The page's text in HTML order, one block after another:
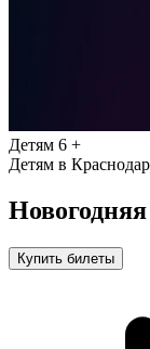
Детям 6 +
Детям в
Купить билеты